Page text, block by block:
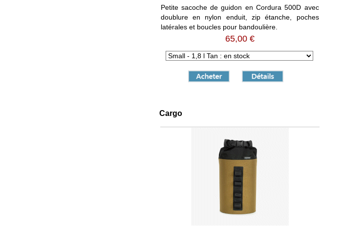
Petite sacoche de guidon en Cordura 500D avec
doublure en nylon enduit, zip étanche, poches
latérales et boucles pour bandoulière.
65,00 €
Cargo